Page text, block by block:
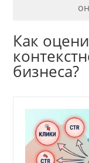
Как
бизнеса?